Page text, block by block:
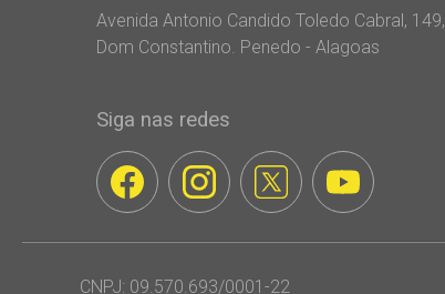
Avenida Antonio Candido Toledo Cabral, 149,
Dom Constantino. Penedo - Alagoas
Siga nas redes
CNPJ: 09.570.693/0001-22